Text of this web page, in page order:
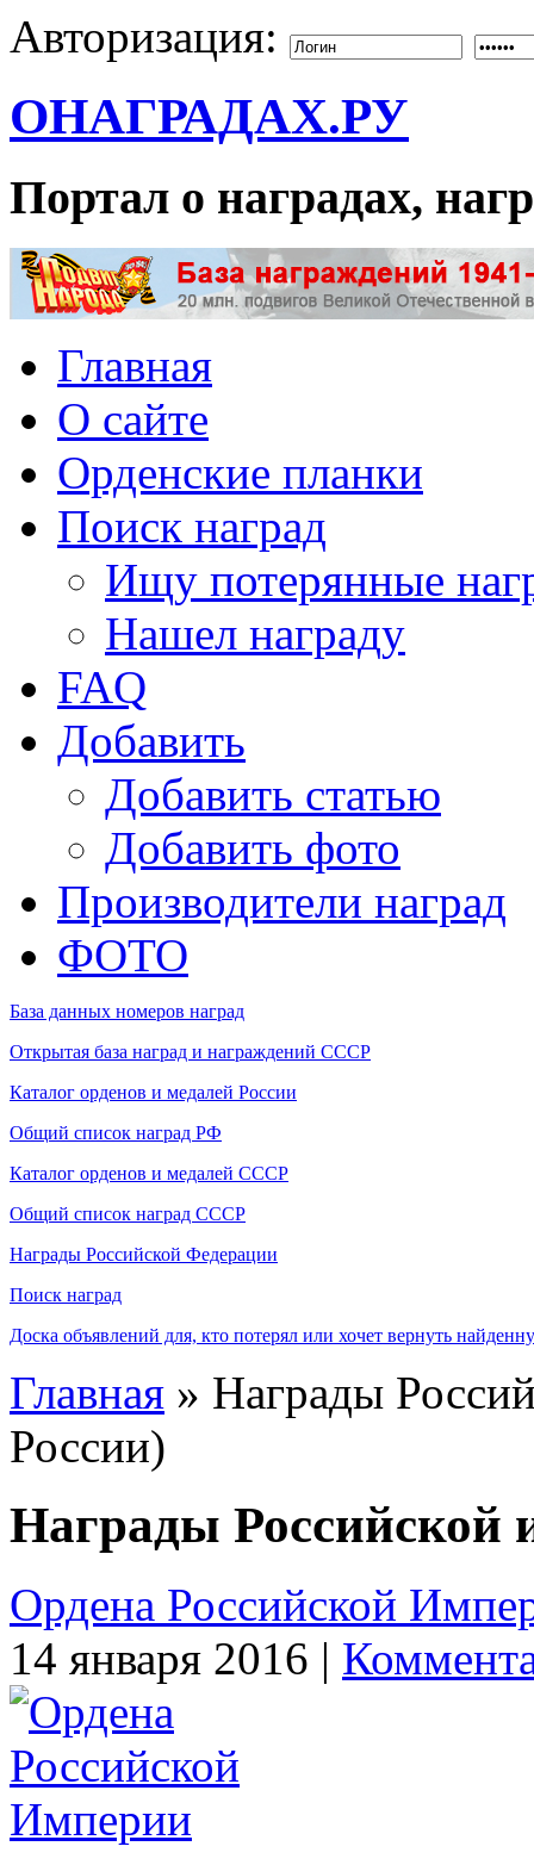
Авторизация:
ОНАГРАДАХ.РУ
Портал о наградах,
Главная
О сайте
Орденские планки
Поиск наград
Ищу потерянные
Нашел награду
FAQ
Добавить
Добавить статью
Добавить фото
Производители наград
ФОТО
База данных номеров наград
Открытая база наград и награждений СССР
Каталог орденов и медалей России
Общий список наград РФ
Каталог орденов и медалей СССР
Общий список наград СССР
Награды Российской Федерации
Поиск наград
Доска объявлений для, кто потерял или хочет вернуть
Главная » Награды
России)
Награды Российской
Ордена Российской
14 января 2016 |